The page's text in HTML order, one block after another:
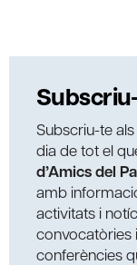
Subscriu-te
dia de tot el
d’Amics del
amb
activitats i
convocatòries
conferències